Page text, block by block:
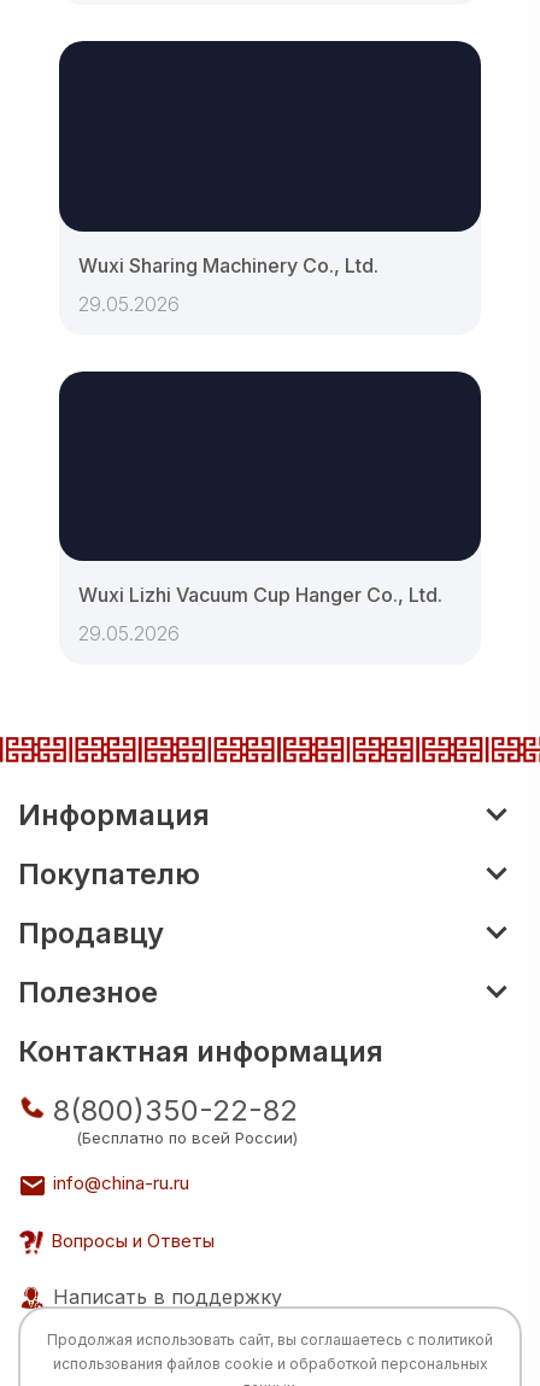
Wuxi Sharing Machinery Co., Ltd.
29.05.2026
Wuxi Lizhi Vacuum Cup Hanger Co., Ltd.
29.05.2026
Информация
Покупателю
Продавцу
Полезное
Контактная информация
8(800)350-22-82
(Бесплатно по всей России)
info@china-ru.ru
Вопросы и Ответы
Написать в поддержку
Продолжая использовать сайт, вы соглашаетесь с политикой
использования файлов cookie и обработкой персональных